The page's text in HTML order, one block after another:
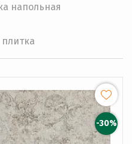
напольная
-30%